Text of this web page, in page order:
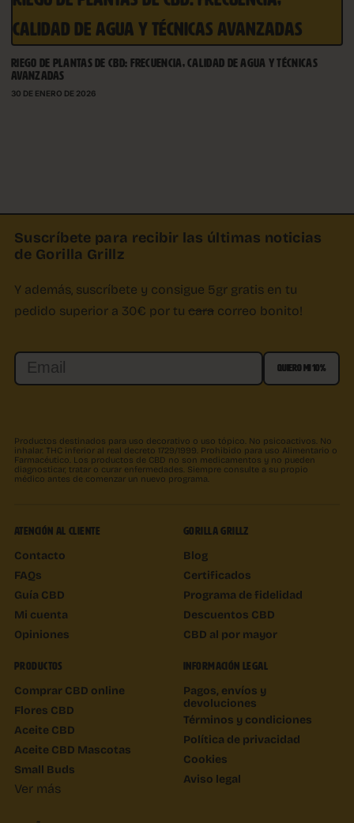
CALIDAD DE AGUA Y TÉCNICAS AVANZADAS
RIEGO DE PLANTAS DE CBD: FRECUENCIA, CALIDAD DE AGUA Y TÉCNICAS
AVANZADAS
30 DE ENERO DE 2026
Suscríbete para recibir las últimas noticias
de Gorilla Grillz
Y además, suscríbete y consigue 5gr gratis en tu
pedido superior a 30€ por tu cara correo bonito!
Email QUIERO MI 10%
Productos destinados para uso decorativo o uso tópico. No psicoactivos. No
inhalar. THC inferior al real decreto 1729/1999. Prohibido para uso Alimentario o
Farmacéutico. Los productos de CBD no son medicamentos y no pueden
diagnosticar, tratar o curar enfermedades. Siempre consulte a su propio
médico antes de comenzar un nuevo programa.
ATENCIÓN AL CLIENTE
Contacto
FAQs
Guía CBD
Mi cuenta
Opiniones
GORILLA GRILLZ
Blog
Certificados
Programa de fidelidad
Descuentos CBD
CBD al por mayor
PRODUCTOS
Comprar CBD online
Flores CBD
Aceite CBD
Aceite CBD Mascotas
Small Buds
Ver más
INFORMACIÓN LEGAL
Pagos, envíos y
devoluciones
Términos y condiciones
Política de privacidad
Cookies
Aviso legal